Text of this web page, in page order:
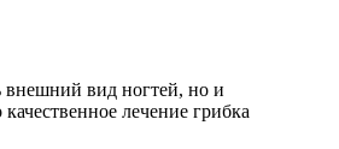
внешний вид ногтей, но и
лечение грибка